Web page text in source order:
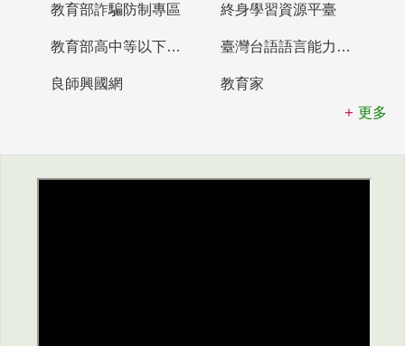
教育部詐騙防制專區 終身學習資源平臺
教育部高中等以下學校及幼兒園教師資格檢定考試 臺灣台語語言能力認證網站
良師興國網
教育家
更多